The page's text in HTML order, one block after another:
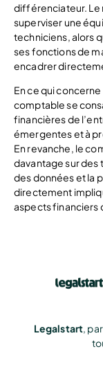
différenciateur. Le
superviser une
techniciens, alors
ses fonctions de
encadrer
En ce qui
comptable se
financières de
émergentes et à
En revanche, le
davantage sur des
des données et la
directement
aspects financiers
Legalstart,